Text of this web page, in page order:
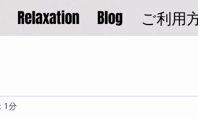
Relaxation Blog ご利用
1分